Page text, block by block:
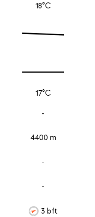
18°C
17°C
-
4400 m
-
-
3 bft